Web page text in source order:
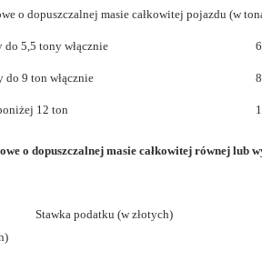
o dopuszczalnej masie całkowitej pojazdu (w
5,5 tony włącznie
do 9 ton włącznie
12 ton
o dopuszczalnej masie całkowitej równej lub
Stawka podatku (w złotych)